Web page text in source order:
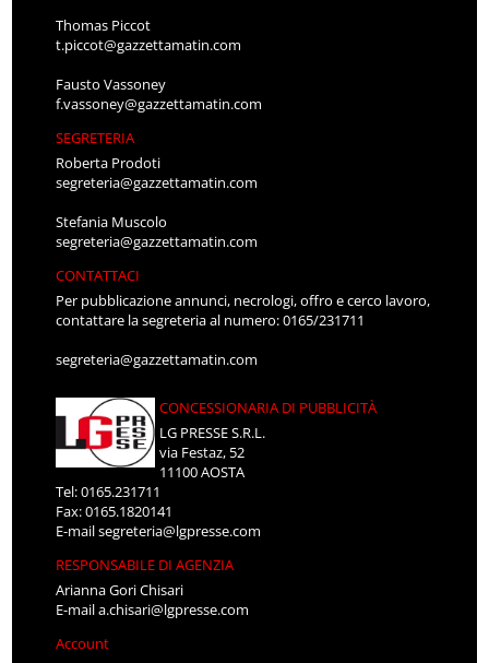
Thomas Piccot
t.piccot@gazzettamatin.com
Fausto Vassoney
f.vassoney@gazzettamatin.com
SEGRETERIA
Roberta Prodoti
segreteria@gazzettamatin.com
Stefania Muscolo
segreteria@gazzettamatin.com
CONTATTACI
Per pubblicazione annunci, necrologi, offro e cerco lavoro,
contattare la segreteria al numero: 0165/231711
segreteria@gazzettamatin.com
CONCESSIONARIA DI PUBBLICITÀ
LG PRESSE S.R.L.
via Festaz, 52
11100 AOSTA
Tel: 0165.231711
Fax: 0165.1820141
E-mailsegreteria@lgpresse.com
RESPONSABILE DI AGENZIA
Arianna Gori Chisari
E-maila.chisari@lgpresse.com
Account